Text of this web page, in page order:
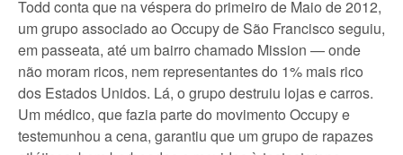
Todd conta que na véspera do primeiro de Maio de 2012,
um grupo associado ao Occupy de São Francisco seguiu,
em passeata, até um bairro chamado Mission — onde
não moram ricos, nem representantes do 1% mais rico
dos Estados Unidos. Lá, o grupo destruiu lojas e carros.
Um médico, que fazia parte do movimento Occupy e
testemunhou a cena, garantiu que um grupo de rapazes